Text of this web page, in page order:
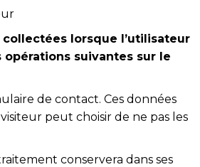
lorsque l’utilisateur
opérations suivantes sur le
de contact. Ces données
peut choisir de ne pas les
conservera dans ses